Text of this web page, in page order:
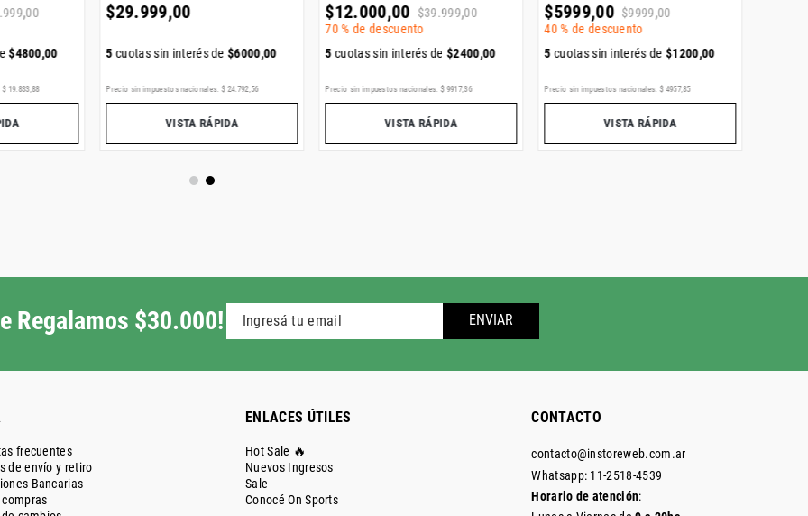
.999,00
$4800,00
$ 19.833,88
$29.999,00
5cuotas sin interés de$6000,00
Precio sin impuestos nacionales: $ 24.792,56
VISTA RÁPIDA
$12.000,00 $39.999,00
70 % de descuento
5cuotas sin interés de$2400,00
Precio sin impuestos nacionales: $ 9917,36
VISTA RÁPIDA
$5999,00 $9999,00
40 % de descuento
5cuotas sin interés de$1200,00
Precio sin impuestos nacionales: $ 4957,85
VISTA RÁPIDA
Regalamos $30.000! ENVIAR
frecuentes
de envío y retiro
Bancarias
ENLACES ÚTILES
Hot Sale 🔥
Nuevos Ingresos
Sale
Conocé On Sports
CONTACTO
contacto@instoreweb.com.ar
Whatsapp: 11-2518-4539
Horario de atención: